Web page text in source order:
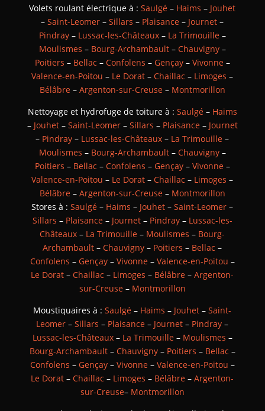
Volets roulant électrique à :Saulgé – Haims – Jouhet
–Saint-Leomer –Sillars – Plaisance – Journet –
Pindray– Lussac-les-Châteaux– La Trimouille–
Moulismes – Bourg-Archambault– Chauvigny–
Poitiers – Bellac – Confolens – Gençay– Vivonne–
Valence-en-Poitou – Le Dorat –Chaillac – Limoges –
Bélâbre– Argenton-sur-Creuse– Montmorillon
Nettoyage et hydrofuge de toiture à : Saulgé– Haims
– Jouhet– Saint-Leomer– Sillars – Plaisance– Journet
– Pindray – Lussac-les-Châteaux – La Trimouille –
Moulismes – Bourg-Archambault– Chauvigny–
Poitiers – Bellac – Confolens – Gençay– Vivonne–
Valence-en-Poitou – Le Dorat –Chaillac – Limoges –
Bélâbre– Argenton-sur-Creuse– Montmorillon
Stores à :Saulgé – Haims – Jouhet –Saint-Leomer –
Sillars – Plaisance– Journet– Pindray– Lussac-les-
Châteaux – La Trimouille – Moulismes – Bourg-
Archambault –Chauvigny – Poitiers – Bellac –
Confolens – Gençay– Vivonne– Valence-en-Poitou –
Le Dorat –Chaillac – Limoges – Bélâbre –Argenton-
sur-Creuse– Montmorillon
Moustiquaires à :Saulgé – Haims – Jouhet –Saint-
Leomer –Sillars – Plaisance – Journet – Pindray –
Lussac-les-Châteaux– La Trimouille– Moulismes –
Bourg-Archambault– Chauvigny– Poitiers – Bellac –
Confolens – Gençay– Vivonne– Valence-en-Poitou –
Le Dorat –Chaillac – Limoges – Bélâbre –Argenton-
sur-Creuse– Montmorillon